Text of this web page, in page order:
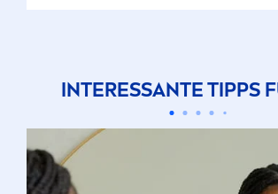
INTERESSANTE TIPPS